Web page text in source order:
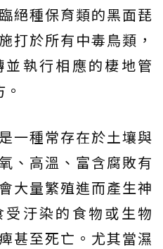
絕種保育類的黑面琵
打於所有中毒鳥類，
執行相應的棲地管
一種常存在於土壤與
、高溫、富含腐敗有
大量繁殖進而產生神
汙染的食物或生物
甚至死亡。尤其當濕